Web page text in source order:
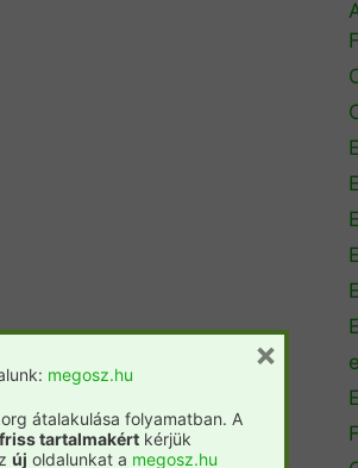
megosz.hu
átalakulása folyamatban. A
tartalmakért kérjük
új oldalunkat a megosz.hu
×